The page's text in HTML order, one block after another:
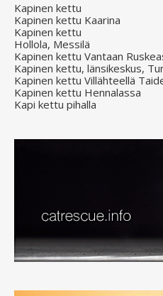
Kapinen kettu
Kapinen kettu Kaarina
Kapinen kettu
Hollola, Messilä
Kapinen kettu Vantaan
Kapinen kettu, länsikeskus,
Kapinen kettu Villähteellä
Kapinen kettu Hennalassa
Kapi kettu pihalla